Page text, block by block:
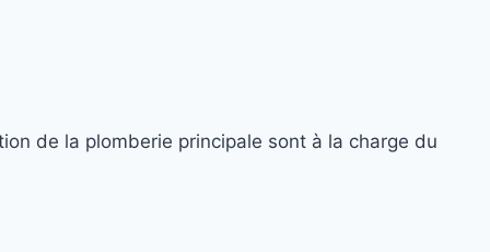
de la plomberie principale sont à la charge du